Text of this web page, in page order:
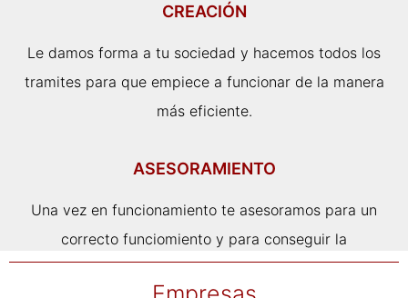
CREACIÓN
Le damos forma a tu sociedad y hacemos todos los
tramites para que empiece a funcionar de la manera
más eficiente.
ASESORAMIENTO
Una vez en funcionamiento te asesoramos para un
correcto funciomiento y para conseguir la
rentabilidad deseada.